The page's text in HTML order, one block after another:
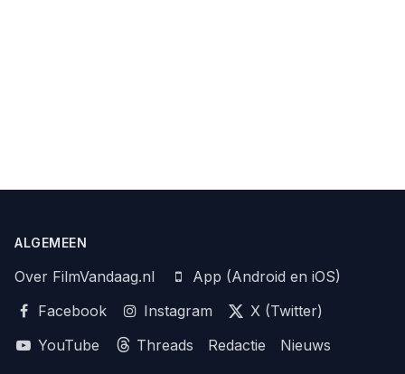
ALGEMEEN
Over FilmVandaag.nl
App (Android en iOS)
Facebook
Instagram
X (Twitter)
YouTube
Threads Redactie
Nieuws